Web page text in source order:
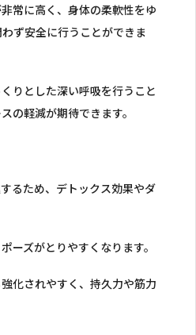
常に高く、身体の柔軟性をゆ
ず安全に行うことができま
りとした深い呼吸を行うこと
の軽減が期待できます。
るため、デトックス効果やダ
ーズがとりやすくなります。
化されやすく、持久力や筋力